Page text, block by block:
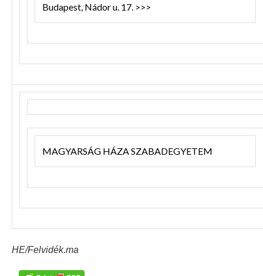
Budapest, Nádor u. 17. >>>
MAGYARSÁG HÁZA SZABADEGYETEM
HE/Felvidék.ma